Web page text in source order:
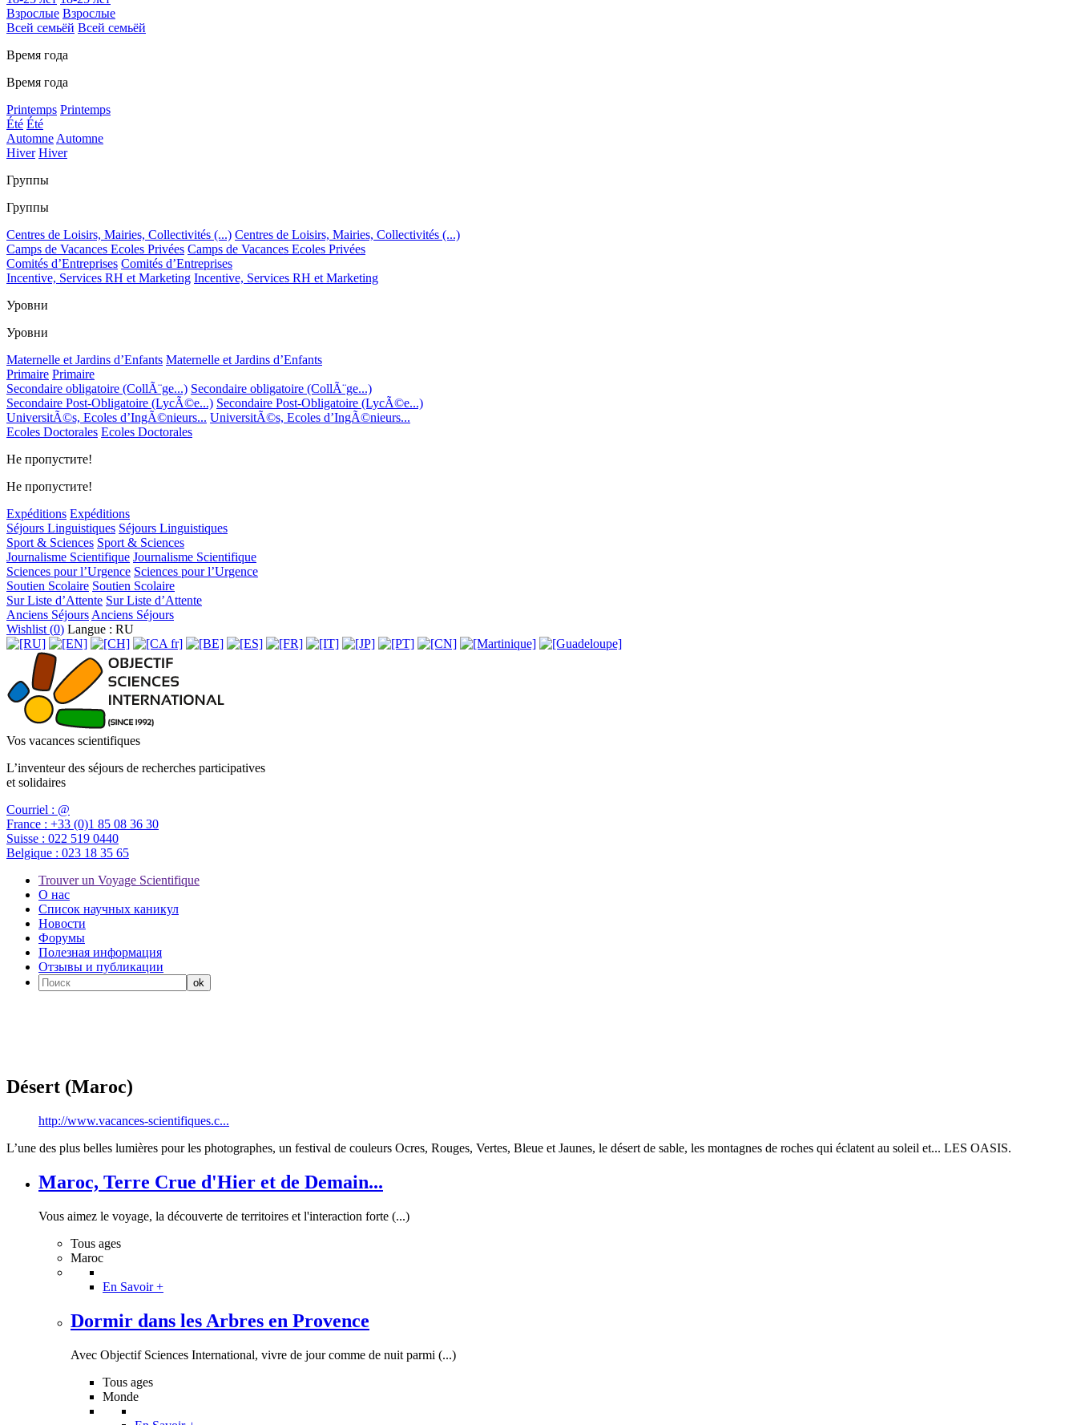
Взрослые Взрослые
Всей семьёй Всей семьёй
Время года
Время года
Printemps Printemps
Été Été
AutomneAutomne
Hiver Hiver
Группы
Группы
Centres de Loisirs, Mairies, Collectivités (...) Centres de Loisirs, Mairies, Collectivités (...)
Camps de Vacances Ecoles Privées Camps de Vacances Ecoles Privées
Comités d’Entreprises Comités d’Entreprises
Incentive, Services RH et Marketing Incentive, Services RH et Marketing
Уровни
Уровни
Maternelle et Jardins d’Enfants Maternelle et Jardins d’Enfants
Primaire Primaire
Secondaire obligatoire (CollÃ¨ge...) Secondaire obligatoire (CollÃ¨ge...)
Secondaire Post-Obligatoire (LycÃ©e...) Secondaire Post-Obligatoire (LycÃ©e...)
UniversitÃ©s, Ecoles d’IngÃ©nieurs... UniversitÃ©s, Ecoles d’IngÃ©nieurs...
Ecoles Doctorales Ecoles Doctorales
Не пропустите!
Не пропустите!
Expéditions Expéditions
Séjours Linguistiques Séjours Linguistiques
Sport & Sciences Sport & Sciences
Journalisme Scientifique Journalisme Scientifique
Sciences pour l’Urgence Sciences pour l’Urgence
Soutien Scolaire Soutien Scolaire
Sur Liste d’Attente Sur Liste d’Attente
Anciens SéjoursAnciens Séjours
Wishlist (0) Langue : RU
Vos vacances scientifiques
L’inventeur des séjours de recherches participatives
et solidaires
Courriel : @
France : +33 (0)1 85 08 36 30
Suisse : 022 519 0440
Belgique : 023 18 35 65
Trouver un Voyage Scientifique
О нас
Список научных каникул
Новости
Форумы
Полезная информация
Отзывы и публикации
Désert (Maroc)
http://www.vacances-scientifiques.c...
L’une des plus belles lumières pour les photographes, un festival de couleurs Ocres, Rouges, Vertes, Bleue et Jaunes, le désert de sable, les montagnes de roches qui éclatent au soleil et... LES OASIS.
Maroc, Terre Crue d'Hier et de Demain...
Vous aimez le voyage, la découverte de territoires et l'interaction forte (...)
Tous ages
Maroc
En Savoir +
Dormir dans les Arbres en Provence
Avec Objectif Sciences International, vivre de jour comme de nuit parmi (...)
Tous ages
Monde